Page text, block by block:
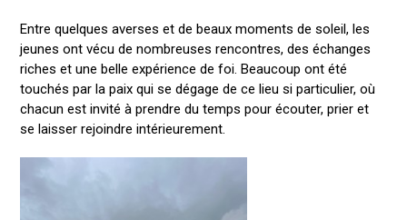
Entre quelques averses et de beaux moments de soleil, les
jeunes ont vécu de nombreuses rencontres, des échanges
riches et une belle expérience de foi. Beaucoup ont été
touchés par la paix qui se dégage de ce lieu si particulier, où
chacun est invité à prendre du temps pour écouter, prier et
se laisser rejoindre intérieurement.